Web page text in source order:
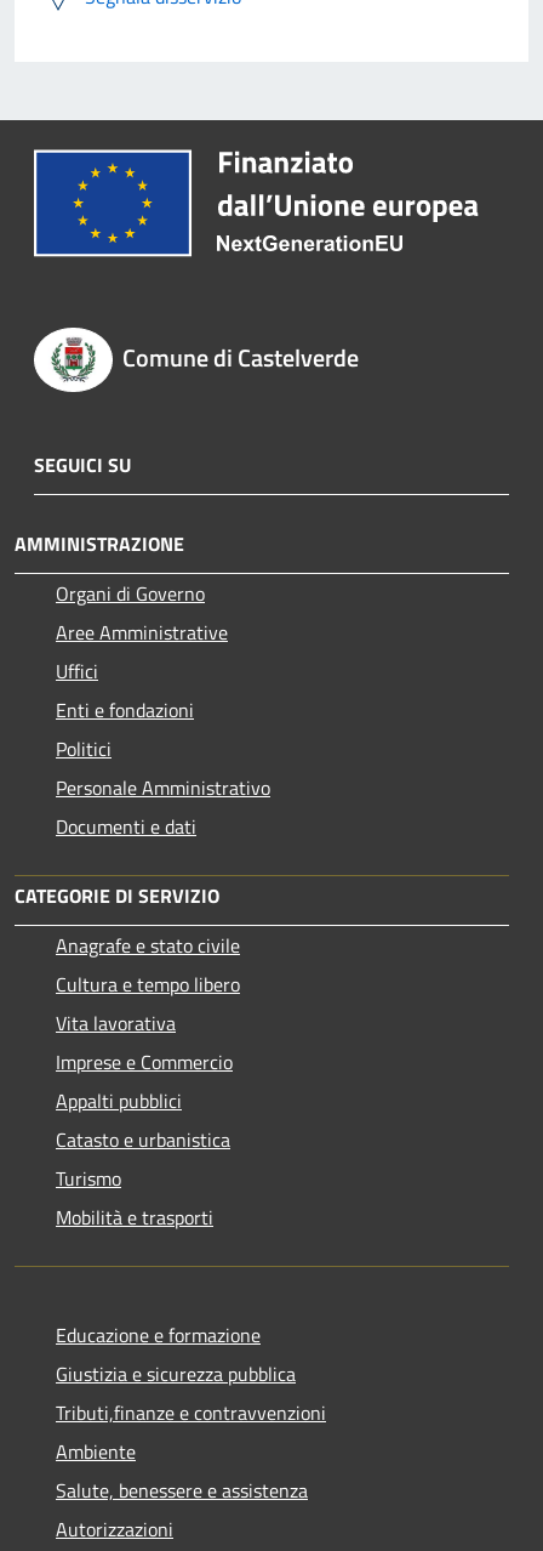
Comune di Castelverde
SEGUICI SU
AMMINISTRAZIONE
Organi di Governo
Aree Amministrative
Uffici
Enti e fondazioni
Politici
Personale Amministrativo
Documenti e dati
CATEGORIE DI SERVIZIO
Anagrafe e stato civile
Cultura e tempo libero
Vita lavorativa
Imprese e Commercio
Appalti pubblici
Catasto e urbanistica
Turismo
Mobilità e trasporti
Educazione e formazione
Giustizia e sicurezza pubblica
Tributi,finanze e contravvenzioni
Ambiente
Salute, benessere e assistenza
Autorizzazioni